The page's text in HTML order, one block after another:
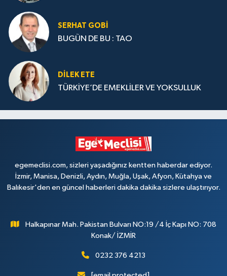
SERHAT GOBİ
BUGÜN DE BU : TAO
DILEK ETE
TÜRKİYE’DE EMEKLİLER VE YOKSULLUK
egemeclisi.com, sizleri yaşadığınız kentten haberdar ediyor.
İzmir, Manisa, Denizli, Aydın, Muğla, Uşak, Afyon, Kütahya ve
Balıkesir'den en güncel haberleri dakika dakika sizlere ulaştırıyor.
Halkapınar Mah. Pakistan Bulvarı NO:19 /4 İç Kapı NO: 708
Konak/ İZMİR
0232 376 4213